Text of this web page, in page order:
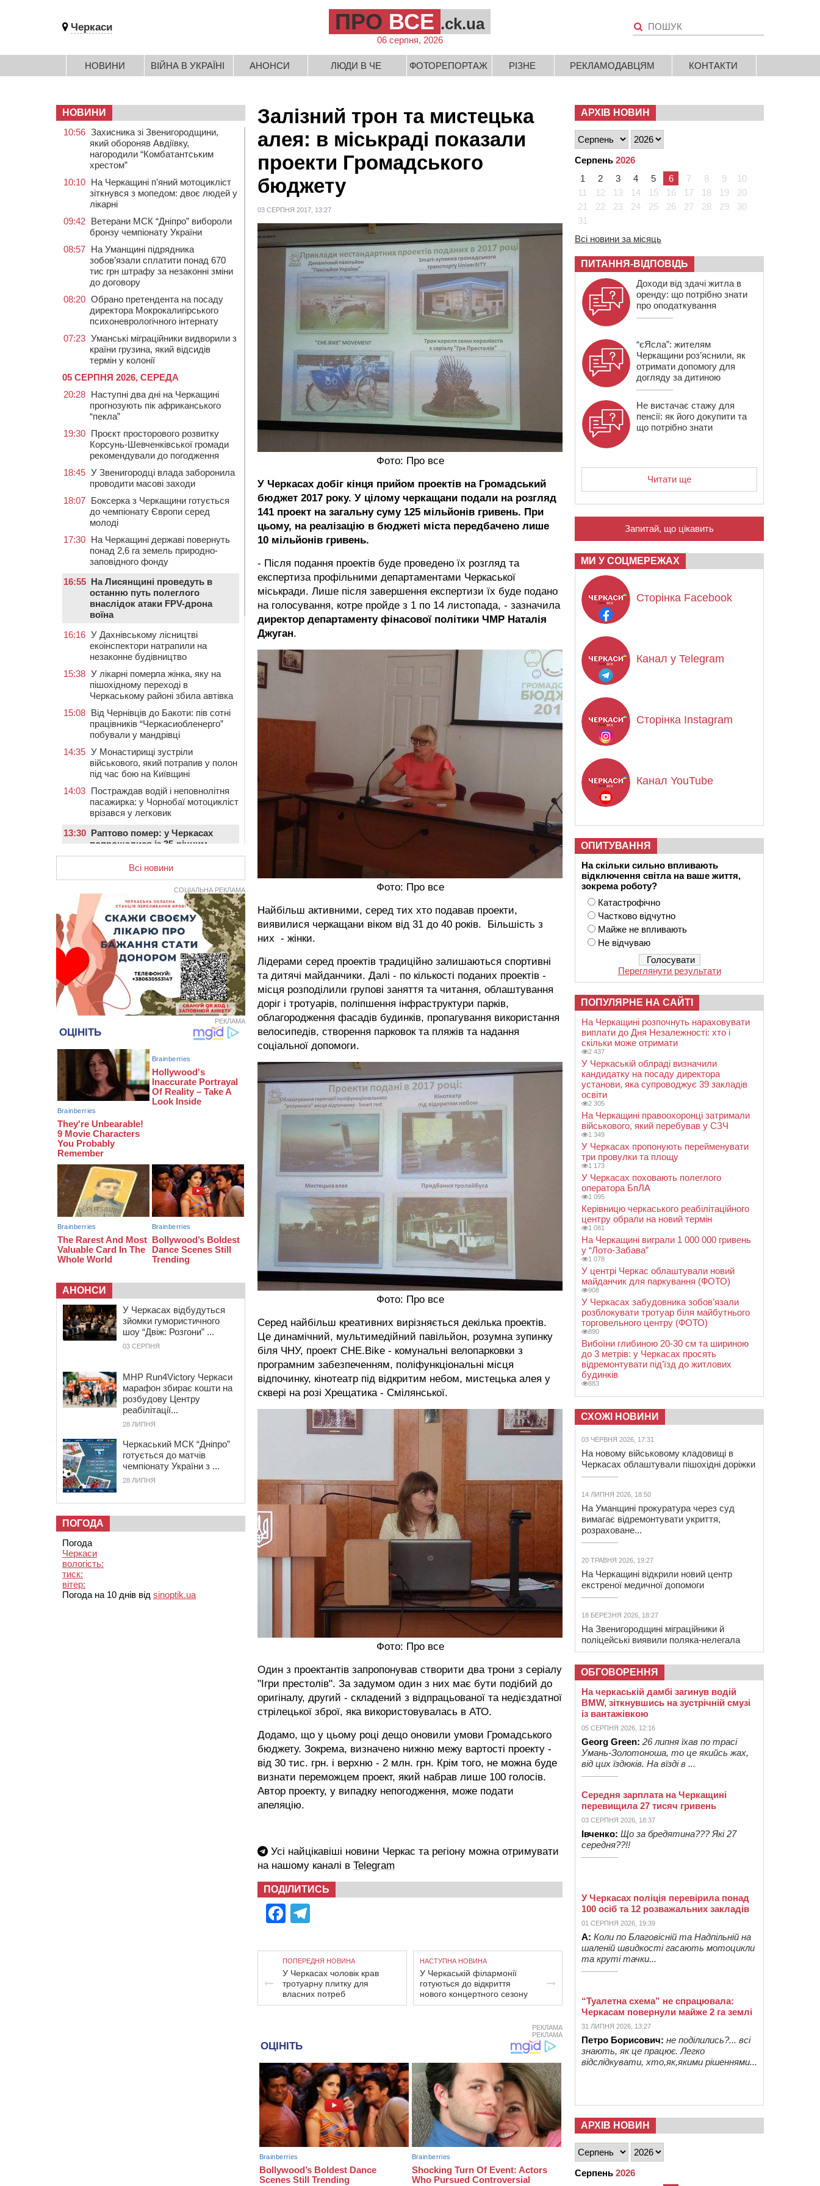
Черкаси ПРО ВСЕ .ck.ua
06 серпня, 2026
НОВИНИ ВІЙНА В УКРАЇНІ АНОНСИ ЛЮДИ В ЧЕ ФОТОРЕПОРТАЖ РІЗНЕ РЕКЛАМОДАВЦЯМ КОНТАКТИ
Залізний трон та мистецька
алея: в міськраді показали
проекти Громадського
бюджету
03 СЕРПНЯ 2017, 13:27
Фото: Про все
У Черкасах добіг кінця прийом проектів на Громадський
бюджет 2017 року. У цілому черкащани подали на розгляд
141 проект на загальну суму 125 мільйонів гривень. При
цьому, на реалізацію в бюджеті міста передбачено лише
10 мільйонів гривень.
- Після подання проектів буде проведено їх розгляд та
експертиза профільними департаментами Черкаської
міськради. Лише після завершення експертизи їх буде подано
на голосування, котре пройде з 1 по 14 листопада, - зазначила
директор департаменту фінасової політики ЧМР Наталія
Джуган.
Фото: Про все
Найбільш активними, серед тих хто подавав проекти,
виявилися черкащани віком від 31 до 40 років. Більшість з
них - жінки.
Лідерами серед проектів традиційно залишаються спортивні
та дитячі майданчики. Далі - по кількості поданих проектів -
місця розподілили групові заняття та читання, облаштування
доріг і тротуарів, поліпшення інфраструктури парків,
облагородження фасадів будинків, пропагування використання
велосипедів, створення парковок та пляжів та надання
соціальної допомоги.
Фото: Про все
Серед найбільш креативних вирізняється декілька проектів.
Це динамічний, мультимедійний павільйон, розумна зупинку
біля ЧНУ, проект CHE.Bike - комунальні велопарковки з
програмним забезпеченням, поліфункціональні місця
відпочинку, кінотеатр під відкритим небом, мистецька алея у
сквері на розі Хрещатика - Смілянської.
Фото: Про все
Один з проектантів запропонував створити два трони з серіалу
"Ігри престолів". За задумом один з них має бути подібий до
оригіналу, другий - складений з відпрацьованої та недієздатної
стрілецької зброї, яка використовувалась в АТО.
Додамо, що у цьому році дещо оновили умови Громадського
бюджету. Зокрема, визначено нижню межу вартості проекту -
від 30 тис. грн. і верхню - 2 млн. грн. Крім того, не можна буде
визнати переможцем проект, який набрав лише 100 голосів.
Автор проекту, у випадку непогодження, може подати
апеляцію.
Усі найцікавіші новини Черкас та регіону можна отримувати
на нашому каналі в Telegram
ПОДІЛИТИСЬ
Facebook
ПОПЕРЕДНЯ НОВИНА
У Черкасах чоловік крав
тротуарну плитку для
власних потреб
НАСТУПНА НОВИНА
У Черкаській філармонії
готуються до відкриття
нового концертного сезону
РЕКЛАМА
РЕКЛАМА
НОВИНИ
10:56 Захисника зі Звенигородщини,
який обороняв Авдіївку,
нагородили “Комбатантським
хрестом”
10:10 На Черкащині п’яний мотоцикліст
зіткнувся з мопедом: двоє людей у
лікарні
09:42 Ветерани МСК “Дніпро” вибороли
бронзу чемпіонату України
08:57 На Уманщині підрядника
зобов’язали сплатити понад 670
тис грн штрафу за незаконні зміни
до договору
08:20 Обрано претендента на посаду
директора Мокрокалигірського
психоневрологічного інтернату
07:23 Уманські міграційники видворили з
країни грузина, який відсидів
термін у колонії
05 СЕРПНЯ 2026, СЕРЕДА
20:28 Наступні два дні на Черкащині
прогнозують пік африканського
“пекла”
19:30 Проєкт просторового розвитку
Корсунь-Шевченківської громади
рекомендували до погодження
18:45 У Звенигородці влада заборонила
проводити масові заходи
18:07 Боксерка з Черкащини готується
до чемпіонату Європи серед
молоді
17:30 На Черкащині державі повернуть
понад 2,6 га земель природно-
заповідного фонду
16:55 На Лисянщині проведуть в
останню путь полеглого
внаслідок атаки FPV-дрона
воїна
16:16 У Дахнівському лісництві
екоінспектори натрапили на
незаконне будівництво
15:38 У лікарні померла жінка, яку на
пішохідному переході в
Черкаському районі збила автівка
15:08 Від Чернівців до Бакоти: пів сотні
працівників “Черкасиобленерго”
побували у мандрівці
14:35 У Монастирищі зустріли
військового, який потрапив у полон
під час бою на Київщині
14:03 Постраждав водій і неповнолітня
пасажирка: у Чорнобаї мотоцикліст
врізався у легковик
13:30 Раптово помер: у Черкасах
попрощалися із 35-річним
прикордонником
місцевих жителів, які відмовилися
вчиняти підпали на замовлення
росіян
12:23
У Руськополянській громаді
оновили дорожню розмітку на
центральних вулицях (ФОТО)
11:48
На черкаській дамбі загинув
водій BMW, зіткнувшись на
зустрічній смузі із вантажівкою
11:14
Збитки понад 100 тисяч гривень:
на Золотоніщині правоохоронці
виявили 700 метрів
У Черкасах легковик зіткнувся із
вантажівкою й “відлетів” у стіну:
постраждав підліток
09:49 ДНК-експертиза через 21 місяць
підтвердила загибель захисника
зі Сміли
09:13 У Черкасах 18-річний хлопець
поранив себе ножем у відділенні
пошти
Всі новини
СОЦІАЛЬНА РЕКЛАМА
РЕКЛАМА
АНОНСИ
У Черкасах відбудуться
зйомки гумористичного
шоу “Двіж: Розгони” ...
03 СЕРПНЯ
MHP Run4Victory Черкаси
марафон збирає кошти на
розбудову Центру
реабілітації...
28 ЛИПНЯ
Черкаський МСК “Дніпро”
готується до матчів
чемпіонату України з ...
28 ЛИПНЯ
ПОГОДА
Погода
Черкаси
вологість:
тиск:
вітер:
Погода на 10 днів від sinoptik.ua
АРХІВ НОВИН
Серпень 2026
1
2 3 4 5 6 7 8 9
10
11
12 13 14 15 16 17 18 19
20
21
22 23 24 25 26 27 28 29
30
31
Всі новини за місяць
ПИТАННЯ-ВІДПОВІДЬ
Доходи від здачі житла в
оренду: що потрібно знати
про оподаткування
“єЯсла”: жителям
Черкащини роз’яснили, як
отримати допомогу для
догляду за дитиною
Не вистачає стажу для
пенсії: як його докупити та
що потрібно знати
Читати ще
Запитай, що цікавить
МИ У СОЦМЕРЕЖАХ
Сторінка Facebook
Канал у Telegram
Сторінка Instagram
Канал YouTube
ОПИТУВАННЯ
На скільки сильно впливають
відключення світла на ваше життя,
зокрема роботу?
Катастрофічно
Частково відчутно
Майже не впливають
Не відчуваю
Переглянути результати
ПОПУЛЯРНЕ НА САЙТІ
На Черкащині розпочнуть нараховувати
виплати до Дня Незалежності: хто і
скільки може отримати
2 437
У Черкаській облраді визначили
кандидатку на посаду директора
установи, яка супроводжує 39 закладів
освіти
2 305
На Черкащині правоохоронці затримали
військового, який перебував у СЗЧ
1 349
У Черкасах пропонують перейменувати
три провулки та площу
1 173
У Черкасах поховають полеглого
оператора БпЛА
1 095
Керівницю черкаського реабілітаційного
центру обрали на новий термін
1 081
На Черкащині виграли 1 000 000 гривень
у “Лото-Забава”
1 078
У центрі Черкас облаштували новий
майданчик для паркування (ФОТО)
908
У Черкасах забудовника зобов’язали
розблокувати тротуар біля майбутнього
торговельного центру (ФОТО)
890
Вибоїни глибиною 20-30 см та шириною
до 3 метрів: у Черкасах просять
відремонтувати під’їзд до житлових
будинків
883
СХОЖІ НОВИНИ
03 ЧЕРВНЯ 2026, 17:31
На новому військовому кладовищі в
Черкасах облаштували пішохідні доріжки
14 ЛИПНЯ 2026, 18:50
На Уманщині прокуратура через суд
вимагає відремонтувати укриття,
розраховане...
20 ТРАВНЯ 2026, 19:27
На Черкащині відкрили новий центр
екстреної медичної допомоги
18 БЕРЕЗНЯ 2026, 18:27
На Звенигородщині міграційники й
поліцейські виявили поляка-нелегала
ОБГОВОРЕННЯ
На черкаській дамбі загинув водій
BMW, зіткнувшись на зустрічній смузі
із вантажівкою
05 СЕРПНЯ 2026, 12:16
Georg Green: 26 липня їхав по трасі
Умань-Золотоноша, то це якийсь жах,
від цих їздюків. На вїзді в ...
Середня зарплата на Черкащині
перевищила 27 тисяч гривень
03 СЕРПНЯ 2026, 18:37
Івченко: Що за бредятина??? Які 27
середня??!!
У Черкасах поліція перевірила понад
100 осіб та 12 розважальних закладів
01 СЕРПНЯ 2026, 19:39
А: Коли по Благовісній та Надпільній на
шаленій швидкості гасають мотоцикли
та круті тачки...
“Туалетна схема” не спрацювала:
Черкасам повернули майже 2 га землі
31 ЛИПНЯ 2026, 13:27
Петро Борисович: не поділились?... всі
знають, як це працює. Легко
відслідкувати, хто,як,якими рішеннями...
АРХІВ НОВИН
Серпень 2026